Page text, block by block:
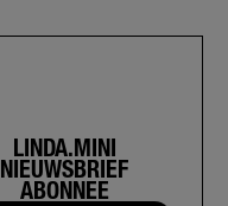
LINDA.MINI
NIEUWSBRIEF
ABONNEE